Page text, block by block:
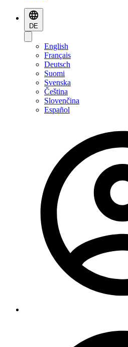
DE
English
Français
Deutsch
Suomi
Svenska
Čeština
Slovenčina
Español